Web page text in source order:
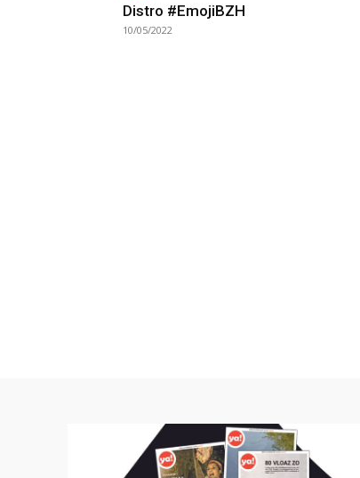
Distro #EmojiBZH
10/05/2022